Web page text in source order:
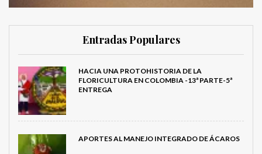
Entradas Populares
HACIA UNA PROTOHISTORIA DE LA
FLORICULTURA EN COLOMBIA -13ª PARTE-5ª
ENTREGA
APORTES AL MANEJO INTEGRADO DE ÁCAROS